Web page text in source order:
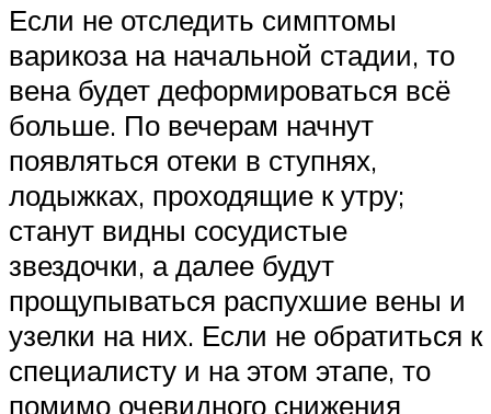
Если не отследить симптомы
варикоза на начальной стадии, то
вена будет деформироваться всё
больше. По вечерам начнут
появляться отеки в ступнях,
лодыжках, проходящие к утру;
станут видны сосудистые
звездочки, а далее будут
прощупываться распухшие вены и
узелки на них. Если не обратиться к
специалисту и на этом этапе, то
помимо очевидного снижения